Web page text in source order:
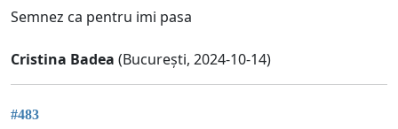
Semnez ca pentru imi pasa
Cristina Badea (București, 2024-10-14)
#483